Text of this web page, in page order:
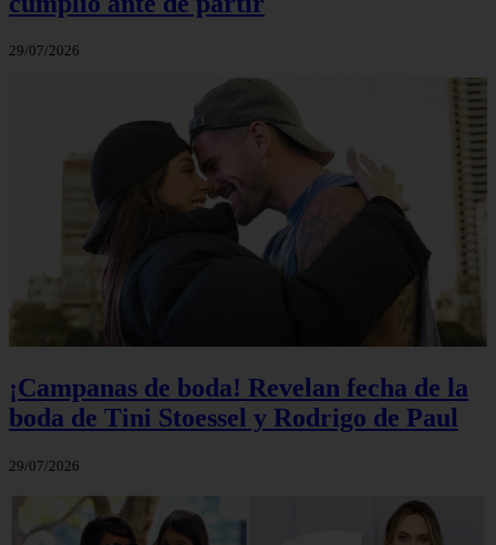
29/07/2026
¡Campanas de boda! Revelan fecha de la
boda de Tini Stoessel y Rodrigo de Paul
29/07/2026